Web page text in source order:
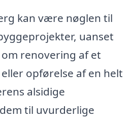
kan være nøglen til
uanset
renovering af et
opførelse af en helt
alsidige
til uvurderlige